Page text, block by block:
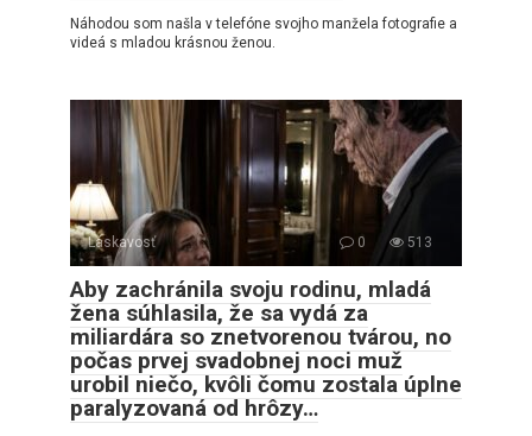
Náhodou som našla v telefóne svojho manžela fotografie a
videá s mladou krásnou ženou.
Láskavosť 0 513
Aby zachránila svoju rodinu, mladá
žena súhlasila, že sa vydá za
miliardára so znetvorenou tvárou, no
počas prvej svadobnej noci muž
urobil niečo, kvôli čomu zostala úplne
paralyzovaná od hrôzy…